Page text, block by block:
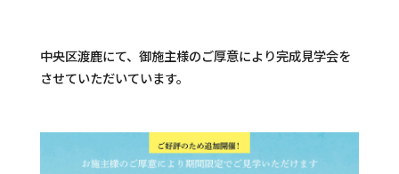
中央区渡鹿にて、御施主様のご厚意により完成見学会を
させていただいています。